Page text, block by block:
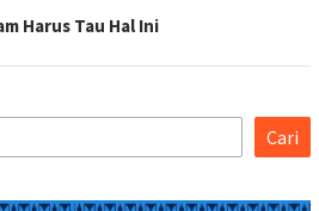
Harus Tau Hal Ini
Cari